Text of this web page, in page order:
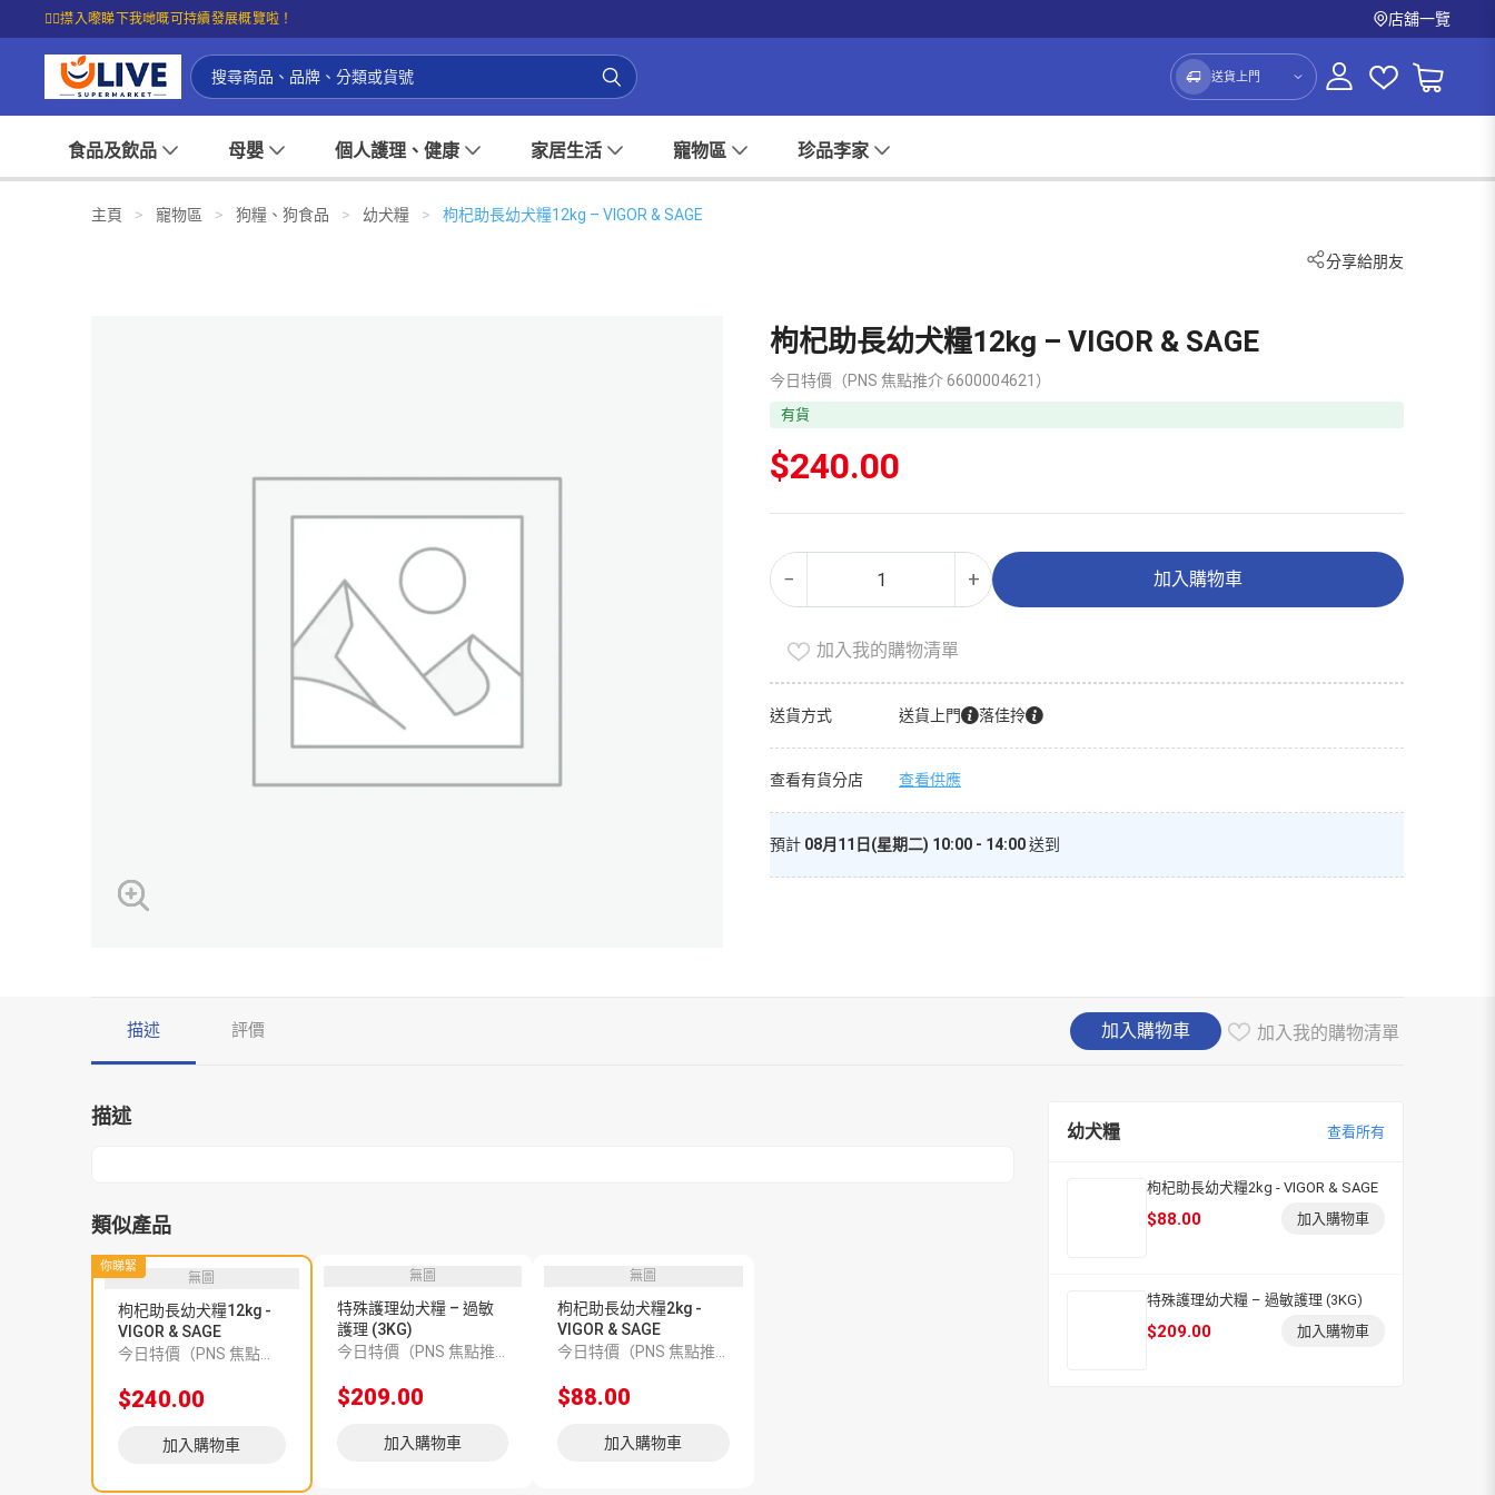
☝🏼㩒入嚟睇下我哋嘅可持續發展概覽啦！ 店舖一覽
送貨上門
食品及飲品 母嬰 個人護理、健康 家居生活 寵物區 珍品李家
主頁 > 寵物區 > 狗糧、狗食品 > 幼犬糧 > 枸杞助長幼犬糧12kg – VIGOR & SAGE
分享給朋友
枸杞助長幼犬糧12kg – VIGOR & SAGE
今日特價（PNS 焦點推介 6600004621）
有貨
$240.00
−
枸
杞
幼
犬
-
VIGOR
&
SAGE
+ 加入購物車
Alternative:
加入我的購物清單
送貨方式 送貨上門 落佳拎
查看有貨分店 查看供應
預計 08月11日(星期二) 10:00 - 14:00送到
描述 評價 加入購物車 加入我的購物清單
描述
類似產品
你睇緊
無圖
枸杞助長幼犬糧12kg -
VIGOR & SAGE
$240.00
加入購物車
無圖
特殊護理幼犬糧 – 過敏
護理 (3KG)
$209.00
加入購物車
無圖
枸杞助長幼犬糧2kg -
VIGOR & SAGE
$88.00
加入購物車
幼犬糧 查看所有
枸杞助長幼犬糧2kg - VIGOR & SAGE
$88.00 加入購物車
特殊護理幼犬糧 – 過敏護理 (3KG)
$209.00 加入購物車